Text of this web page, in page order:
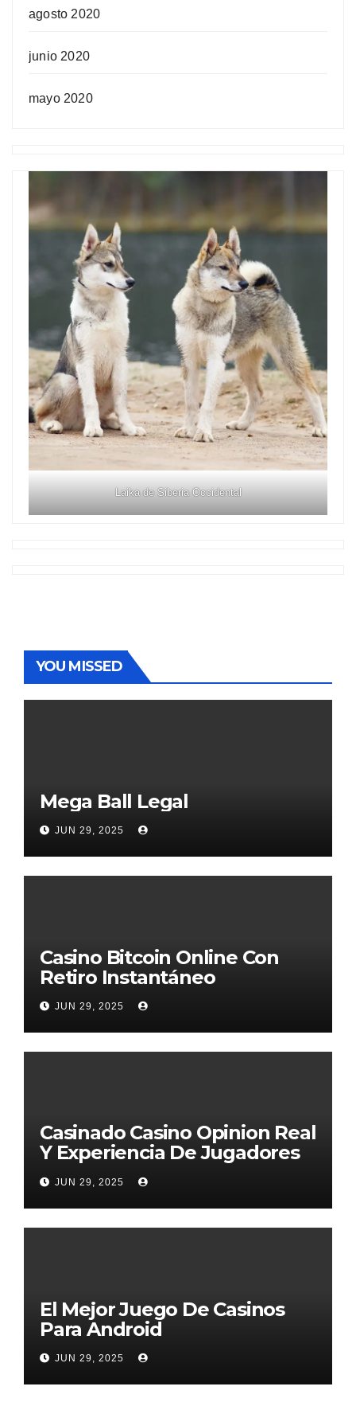
agosto 2020
junio 2020
mayo 2020
Laika de Siberia Occidental
YOU MISSED
Mega Ball Legal
JUN 29, 2025
Casino Bitcoin Online Con
Retiro Instantáneo
JUN 29, 2025
Casinado Casino Opinion Real
Y Experiencia De Jugadores
2026
JUN 29, 2025
El Mejor Juego De Casinos
Para Android
JUN 29, 2025